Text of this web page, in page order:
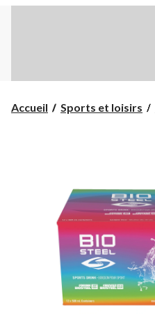
Accueil Sports et loisirs